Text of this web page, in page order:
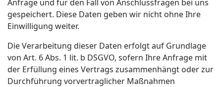
Anfrage und für den Fall von Anschlussfragen bei uns
gespeichert. Diese Daten geben wir nicht ohne Ihre
Einwilligung weiter.
Die Verarbeitung dieser Daten erfolgt auf Grundlage
von Art. 6 Abs. 1 lit. b DSGVO, sofern Ihre Anfrage mit
der Erfüllung eines Vertrags zusammenhängt oder zur
Durchführung vorvertraglicher Maßnahmen